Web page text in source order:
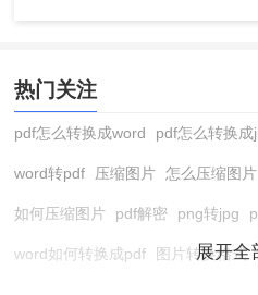
热门关注
pdf怎么转换成word pdf怎么转换成
word转pdf 压缩图片 怎么压缩图片
如何压缩图片 pdf解密 png转jpg
word如何转换成pdf 图片转换格式
展开